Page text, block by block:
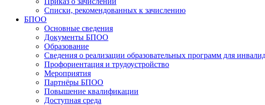
Списки, рекомендованных к зачислению
БПОО
Основные сведения
Документы БПОО
Образование
Сведения о реализации образовательных программ для
Профориентация и трудоустройство
Мероприятия
Партнёры БПОО
Повышение квалификации
Доступная среда